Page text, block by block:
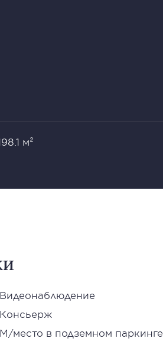
м²
Видеонаблюдение
Консьерж
М/место в подземном паркинге